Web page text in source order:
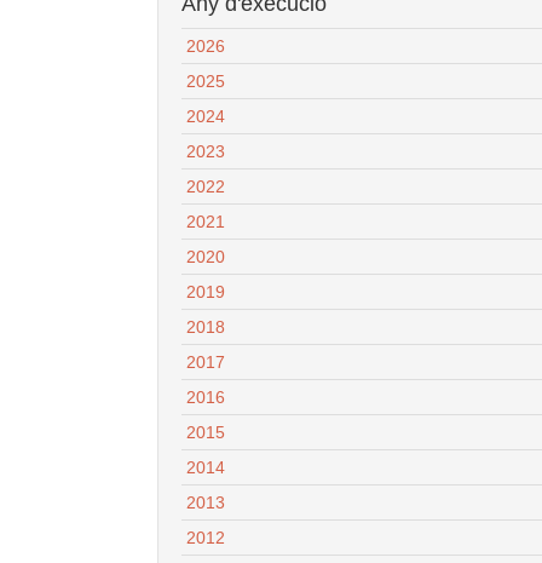
2026
2025
2024
2023
2022
2021
2020
2019
2018
2017
2016
2015
2014
2013
2012